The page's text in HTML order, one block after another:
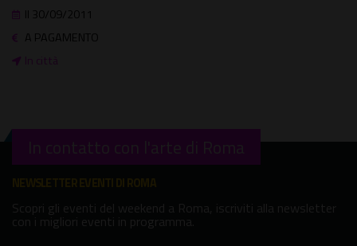
Il 30/09/2011
A PAGAMENTO
In città
In contatto con l'arte di Roma